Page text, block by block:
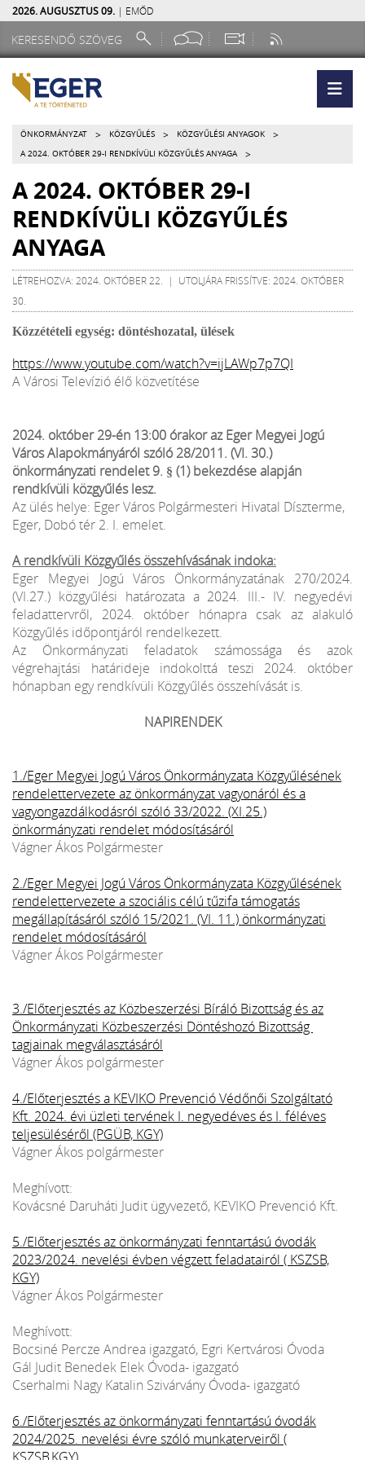
2026. AUGUSZTUS 09. | EMŐD
ÖNKORMÁNYZAT > KÖZGYŰLÉS > KÖZGYŰLÉSI ANYAGOK >
A 2024. OKTÓBER 29-I RENDKÍVÜLI KÖZGYŰLÉS ANYAGA >
A 2024. OKTÓBER 29-I
RENDKÍVÜLI KÖZGYŰLÉS
ANYAGA
LÉTREHOZVA: 2024. OKTÓBER 22. | UTOLJÁRA FRISSÍTVE: 2024. OKTÓBER
30.
Közzétételi egység: döntéshozatal, ülések
https://www.youtube.com/watch?v=ijLAWp7p7QI
A Városi Televízió élő közvetítése
2024. október 29-én 13:00 órakor az Eger Megyei Jogú
Város Alapokmányáról szóló 28/2011. (VI. 30.)
önkormányzati rendelet 9. § (1) bekezdése alapján
rendkívüli közgyűlés lesz.
Az ülés helye: Eger Város Polgármesteri Hivatal Díszterme,
Eger, Dobó tér 2. I. emelet.
A rendkívüli Közgyűlés összehívásának indoka:
Eger Megyei Jogú Város Önkormányzatának 270/2024.
(VI.27.) közgyűlési határozata a 2024. III.- IV. negyedévi
feladattervről, 2024. október hónapra csak az alakuló
Közgyűlés időpontjáról rendelkezett.
Az Önkormányzati feladatok számossága és azok
végrehajtási határideje indokolttá teszi 2024. október
hónapban egy rendkívüli Közgyűlés összehívását is.
NAPIRENDEK
1./Eger Megyei Jogú Város Önkormányzata Közgyűlésének
rendelettervezete az önkormányzat vagyonáról és a
vagyongazdálkodásról szóló 33/2022. (XI.25.)
önkormányzati rendelet módosításáról
Vágner Ákos Polgármester
2./Eger Megyei Jogú Város Önkormányzata Közgyűlésének
rendelettervezete a szociális célú tűzifa támogatás
megállapításáról szóló 15/2021. (VI. 11.) önkormányzati
rendelet módosításáról
Vágner Ákos Polgármester
3./Előterjesztés az Közbeszerzési Bíráló Bizottság és az
Önkormányzati Közbeszerzési Döntéshozó Bizottság
tagjainak megválasztásáról
Vágner Ákos polgármester
4./Előterjesztés a KEVIKO Prevenció Védőnői Szolgáltató
Kft. 2024. évi üzleti tervének I. negyedéves és I. féléves
teljesüléséről (PGÜB, KGY)
Vágner Ákos polgármester
Meghívott:
Kovácsné Daruháti Judit ügyvezető, KEVIKO Prevenció Kft.
5./Előterjesztés az önkormányzati fenntartású óvodák
2023/2024. nevelési évben végzett feladatairól ( KSZSB,
KGY)
Vágner Ákos Polgármester
Meghívott:
Bocsiné Percze Andrea igazgató, Egri Kertvárosi Óvoda
Gál Judit Benedek Elek Óvoda- igazgató
Cserhalmi Nagy Katalin Szivárvány Óvoda- igazgató
6./Előterjesztés az önkormányzati fenntartású óvodák
2024/2025. nevelési évre szóló munkaterveiről (
KSZSB,KGY)